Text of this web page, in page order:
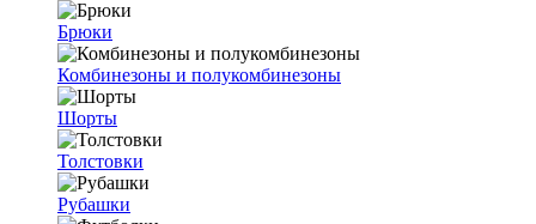
Брюки
Комбинезоны и полукомбинезоны
Шорты
Толстовки
Рубашки